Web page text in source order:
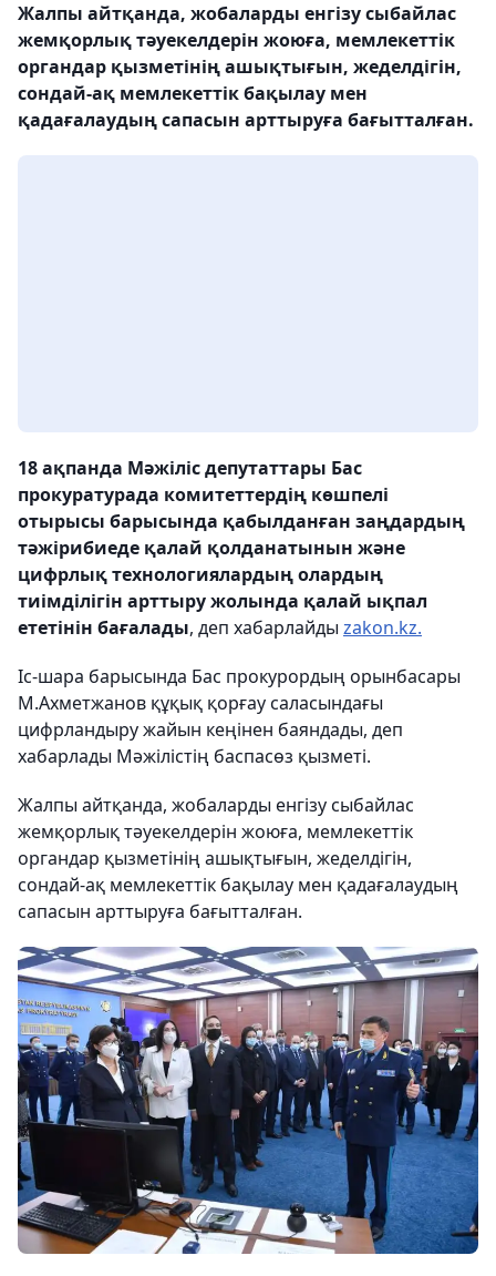
Жалпы айтқанда, жобаларды енгізу сыбайлас
жемқорлық тәуекелдерін жоюға, мемлекеттік
органдар қызметінің ашықтығын, жеделдігін,
сондай-ақ мемлекеттік бақылау мен
қадағалаудың сапасын арттыруға бағытталған.
18 ақпанда Мәжіліс депутаттары Бас
прокуратурада комитеттердің көшпелі
отырысы барысында қабылданған заңдардың
тәжірибиеде қалай қолданатынын және
цифрлық технологиялардың олардың
тиімділігін арттыру жолында қалай ықпал
ететінін бағалады, деп хабарлайды zakon.kz.
Іс-шара барысында Бас прокурордың орынбасары
М.Ахметжанов құқық қорғау саласындағы
цифрландыру жайын кеңінен баяндады, деп
хабарлады Мәжілістің баспасөз қызметі.
Жалпы айтқанда, жобаларды енгізу сыбайлас
жемқорлық тәуекелдерін жоюға, мемлекеттік
органдар қызметінің ашықтығын, жеделдігін,
сондай-ақ мемлекеттік бақылау мен қадағалаудың
сапасын арттыруға бағытталған.